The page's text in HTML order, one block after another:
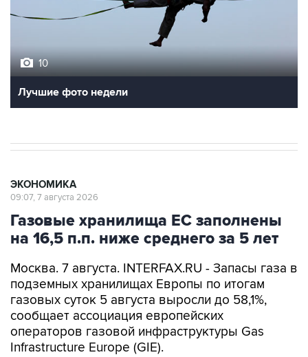
10
Лучшие фото недели
ЭКОНОМИКА
09:07, 7 августа 2026
Газовые хранилища ЕС заполнены
на 16,5 п.п. ниже среднего за 5 лет
Москва. 7 августа. INTERFAX.RU - Запасы газа в
подземных хранилищах Европы по итогам
газовых суток 5 августа выросли до 58,1%,
сообщает ассоциация европейских
операторов газовой инфраструктуры Gas
Infrastructure Europe (GIE).